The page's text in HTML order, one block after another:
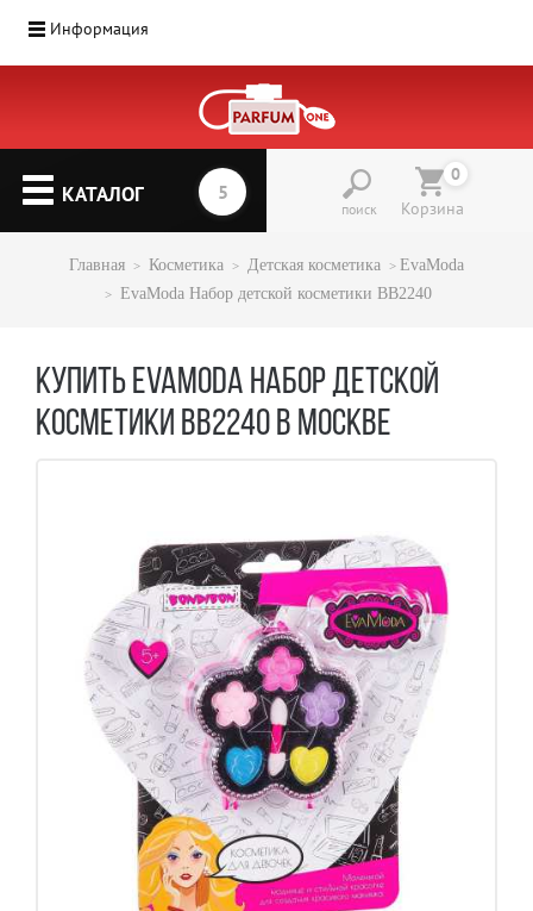
Информация
КАТАЛОГ
поиск
0
Корзина
Главная Косметика Детская косметика
EvaModa
EvaModa Набор детской косметики BB2240
КУПИТЬ EVAMODA НАБОР ДЕТСКОЙ
КОСМЕТИКИ BB2240 В МОСКВЕ